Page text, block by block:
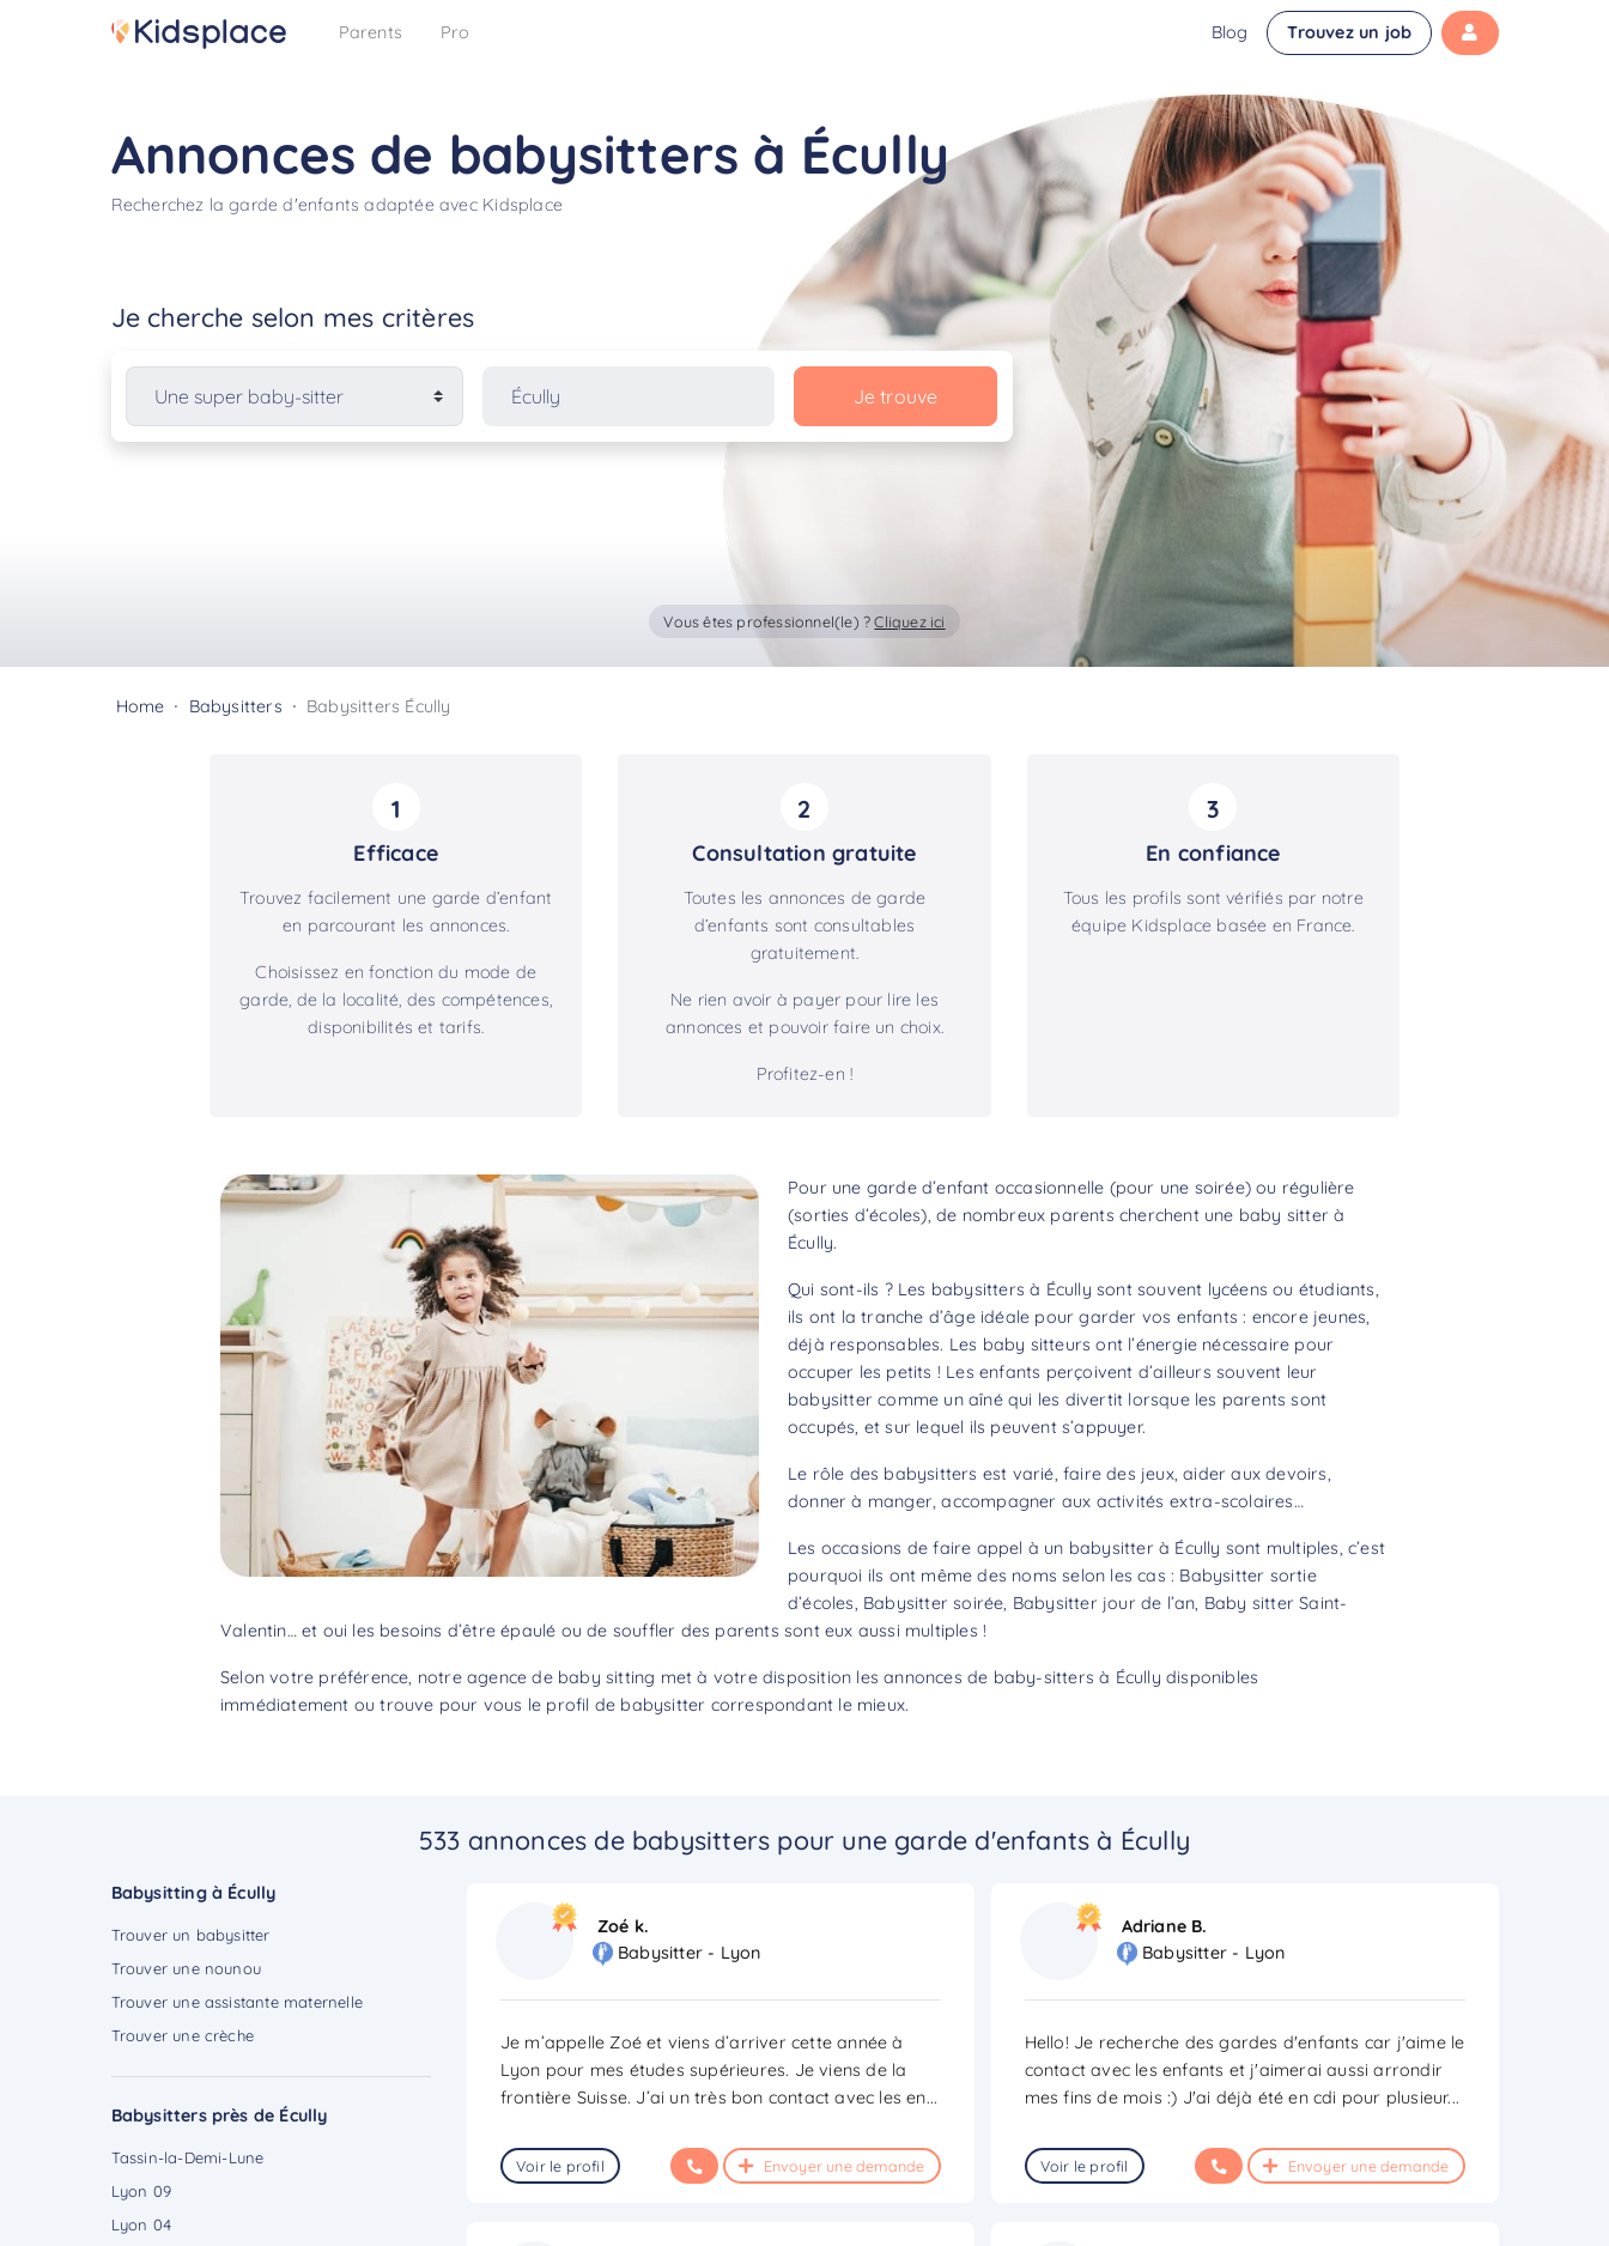
Parents Pro Blog Trouvez un job
Annonces de babysitters à Écully
Recherchez la garde d'enfants adaptée avec Kidsplace
Je cherche selon mes critères
Je trouve
Vous êtes professionnel(le) ?Cliquez ici
Home Babysitters Babysitters Écully
1
Efficace
Trouvez facilement une garde d’enfant
en parcourant les annonces.
Choisissez en fonction du mode de
garde, de la localité, des compétences,
disponibilités et tarifs.
2
Consultation gratuite
Toutes les annonces de garde
d’enfants sont consultables
gratuitement.
Ne rien avoir à payer pour lire les
annonces et pouvoir faire un choix.
Profitez-en !
3
En confiance
Tous les profils sont vérifiés par notre
équipe Kidsplace basée en France.
Pour une garde d’enfant occasionnelle (pour une soirée) ou régulière
(sorties d’écoles), de nombreux parents cherchent une baby sitter à
Écully.
Qui sont-ils ? Les babysitters à Écully sont souvent lycéens ou étudiants,
ils ont la tranche d’âge idéale pour garder vos enfants : encore jeunes,
déjà responsables. Les baby sitteurs ont l’énergie nécessaire pour
occuper les petits ! Les enfants perçoivent d’ailleurs souvent leur
babysitter comme un aîné qui les divertit lorsque les parents sont
occupés, et sur lequel ils peuvent s’appuyer.
Le rôle des babysitters est varié, faire des jeux, aider aux devoirs,
donner à manger, accompagner aux activités extra-scolaires…
Les occasions de faire appel à un babysitter à Écully sont multiples, c’est
pourquoi ils ont même des noms selon les cas : Babysitter sortie
d’écoles, Babysitter soirée, Babysitter jour de l’an, Baby sitter Saint-
Valentin… et oui les besoins d’être épaulé ou de souffler des parents sont eux aussi multiples !
Selon votre préférence, notre agence de baby sitting met à votre disposition les annonces de baby-sitters à Écully disponibles
immédiatement ou trouve pour vous le profil de babysitter correspondant le mieux.
533 annonces de babysitters pour une garde d'enfants à Écully
Babysitting à Écully
Trouver un babysitter
Trouver une nounou
Trouver une assistante maternelle
Trouver une crèche
Babysitters près de Écully
Tassin-la-Demi-Lune
Lyon 09
Lyon 04
Zoé k.
Babysitter - Lyon
Je m’appelle Zoé et viens d’arriver cette année à
Lyon pour mes études supérieures. Je viens de la
frontière Suisse. J’ai un très bon contact avec les en...
Voir le profil Envoyer une demande
Adriane B.
Babysitter - Lyon
Hello! Je recherche des gardes d'enfants car j'aime le
contact avec les enfants et j'aimerai aussi arrondir
mes fins de mois :) J'ai déjà été en cdi pour plusieur...
Voir le profil Envoyer une demande